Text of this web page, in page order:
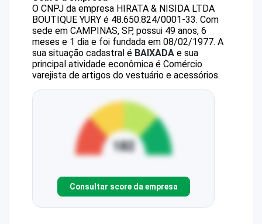
O CNPJ da empresa HIRATA & NISIDA LTDA
BOUTIQUE YURY é 48.650.824/0001-33. Com
sede em CAMPINAS, SP, possui 49 anos, 6
meses e 1 dia e foi fundada em 08/02/1977. A
sua situação cadastral é BAIXADA e sua
principal atividade econômica é Comércio
varejista de artigos do vestuário e acessórios.
Consultar score da empresa